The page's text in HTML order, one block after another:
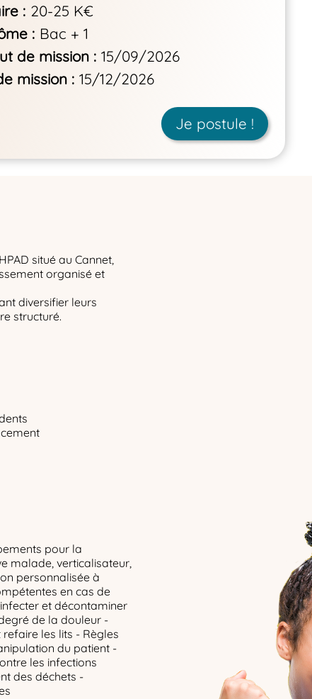
20-25 K€
Bac + 1
de mission
15/09/2026
mission
15/12/2026
Je postule !
situé au Cannet,
organisé et
diversifier leurs
structuré.
pour la
malade, verticalisateur,
personnalisée à
en cas de
et décontaminer
de la douleur -
les lits - Règles
du patient -
les infections
des déchets -